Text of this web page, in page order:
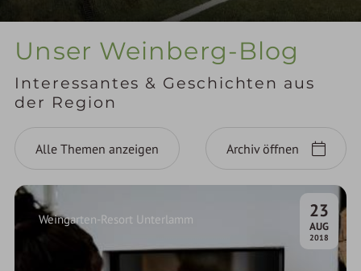
Unser Weinberg-Blog
Interessantes & Geschichten aus
der Region
Alle Themen anzeigen Archiv öffnen
23
AUG.
2018
Weingarten-Resort Unterlamm